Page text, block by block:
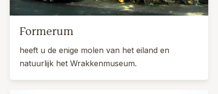
Formerum
heeft u de enige molen van het eiland en
natuurlijk het Wrakkenmuseum.